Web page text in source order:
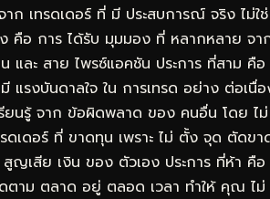
าก เทรดเดอร์ ที่ มี ประสบการณ์ จริง ไ
คือ การ ได้รับ มุมมอง ที่ หลากหลาย จ
และ สาย ไพรซ์แอคชัน ประการ ที่สาม คื
รงบันดาลใจ ใน การเทรด อย่าง ต่อเนื่
ยนรู้ จาก ข้อผิดพลาด ของ คนอื่น โดย
รดเดอร์ ที่ ขาดทุน เพราะ ไม่ ตั้ง จุด ตัด
ญเสีย เงิน ของ ตัวเอง ประการ ที่ห้า คื
ตาม ตลาด อยู่ ตลอด เวลา ทำให้ คุณ ไ